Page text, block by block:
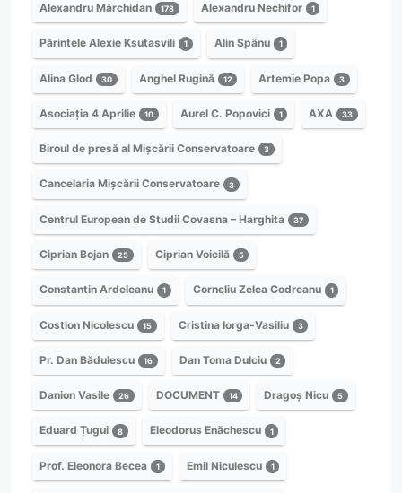
Alexandru Mărchidan 178 Alexandru Nechifor 1
Părintele Alexie Ksutasvili 1 Alin Spânu 1
Alina Glod 30 Anghel Rugină 12 Artemie Popa 3
Asociația 4 Aprilie 10 Aurel C. Popovici 1 AXA 33
Biroul de presă al Mișcării Conservatoare 3
Cancelaria Mișcării Conservatoare 3
Centrul European de Studii Covasna – Harghita 37
Ciprian Bojan 25 Ciprian Voicilă 5
Constantin Ardeleanu 1 Corneliu Zelea Codreanu 1
Costion Nicolescu 15 Cristina Iorga-Vasiliu 3
Pr. Dan Bădulescu 16 Dan Toma Dulciu 2
Danion Vasile 26 DOCUMENT 14 Dragoș Nicu 5
Eduard Țugui 8 Eleodorus Enăchescu 1
Prof. Eleonora Becea 1 Emil Niculescu 1